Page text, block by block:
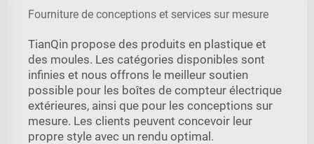
Fourniture de conceptions et services sur mesure
TianQin propose des produits en plastique et
des moules. Les catégories disponibles sont
infinies et nous offrons le meilleur soutien
possible pour les boîtes de compteur électrique
extérieures, ainsi que pour les conceptions sur
mesure. Les clients peuvent concevoir leur
propre style avec un rendu optimal.